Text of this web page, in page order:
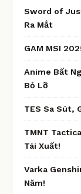
Sword of
Ra Mắt
GAM MSI
Anime Bất
Bỏ Lỡ
TES Sa Sút,
TMNT
Tái Xuất!
Varka
Năm!